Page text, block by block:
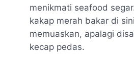
menikmati seafood
kakap merah bakar di
memuaskan, apalagi
kecap pedas.